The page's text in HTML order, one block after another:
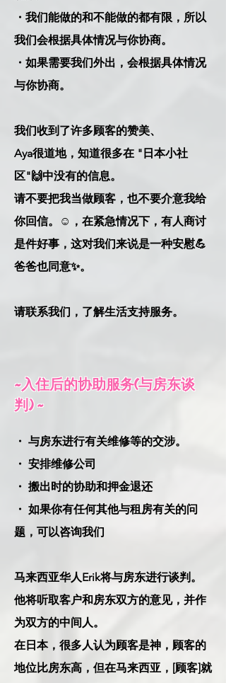
・我们能做的和不能做的都有限，所以
我们会根据具体情况与你协商。
・如果需要我们外出，会根据具体情况
与你协商。
我们收到了许多顾客的赞美、
Aya很道地，知道很多在 "日本小社
区"🙌中没有的信息。
请不要把我当做顾客，也不要介意我给
你回信。☺️，在紧急情况下，有人商讨
是件好事，这对我们来说是一种安慰💪
爸爸也同意✨。
请联系我们，了解生活支持服务。
~入住后的协助服务(与房东谈
判) ~
・ 与房东进行有关维修等的交涉。
・ 安排维修公司
・ 搬出时的协助和押金退还
・ 如果你有任何其他与租房有关的问
题，可以咨询我们
马来西亚华人Erik将与房东进行谈判。
他将听取客户和房东双方的意见，并作
为双方的中间人。
在日本，很多人认为顾客是神，顾客的
地位比房东高，但在马来西亚，[顾客]就